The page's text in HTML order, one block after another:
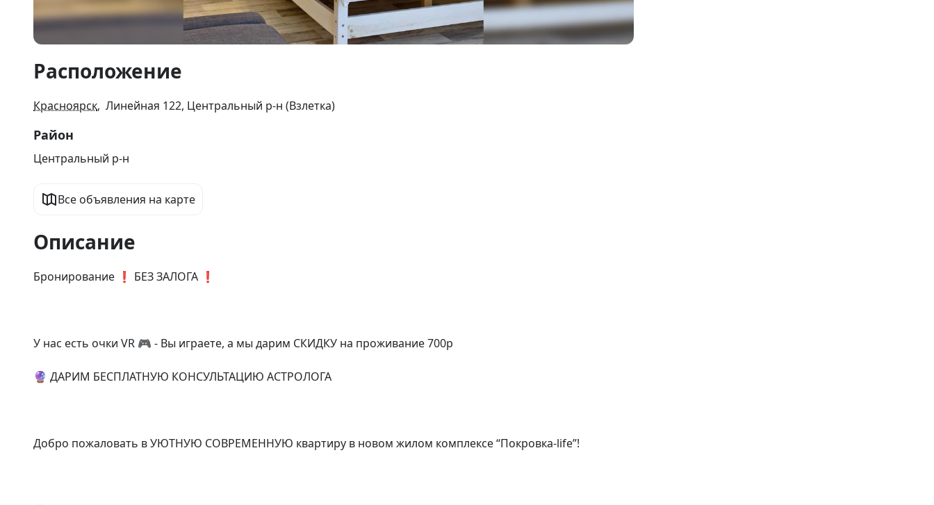
1
10
Расположение
Красноярск, Линейная 122, Центральный р-н (Взлетка)
Район
Центральный р-н
Все объявления на карте
Описание
Бронирование ❗ БЕЗ ЗАЛОГА ❗
У нас есть очки VR 🎮 - Вы играете, а мы дарим СКИДКУ на проживание 700р
🔮 ДАРИМ БЕСПЛАТНУЮ КОНСУЛЬТАЦИЮ АСТРОЛОГА
Добро пожаловать в УЮТНУЮ СОВРЕМЕННУЮ квартиру в новом жилом комплексе “Покровка-life”!